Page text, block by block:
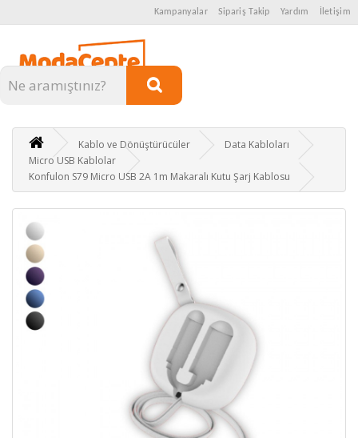
Kampanyalar Sipariş Takip Yardım İletişim
Kategoriler
Kablo ve Dönüştürücüler
Data Kabloları
Micro USB Kablolar
Konfulon S79 Micro USB 2A 1m Makaralı Kutu Şarj Kablosu